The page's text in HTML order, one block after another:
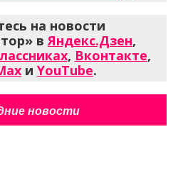
на новости
вЯндекс.Дзен,
, Вконтакте,
и YouTube.
новости